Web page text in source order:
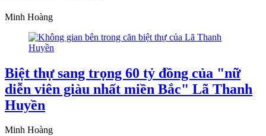
Minh Hoàng
Biệt thự sang trọng 60 tỷ đồng của "nữ
diễn viên giàu nhất miền Bắc" Lã Thanh
Huyền
Minh Hoàng